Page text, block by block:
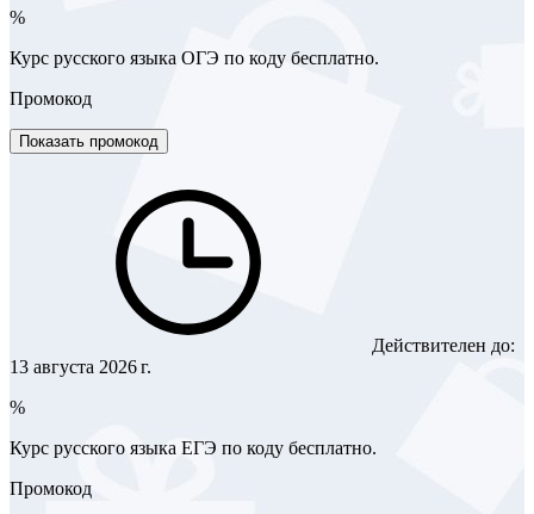
%
Курс русского языка ОГЭ по коду бесплатно.
Промокод
Показать промокод
Действителен до:
13 августа 2026 г.
%
Курс русского языка ЕГЭ по коду бесплатно.
Промокод